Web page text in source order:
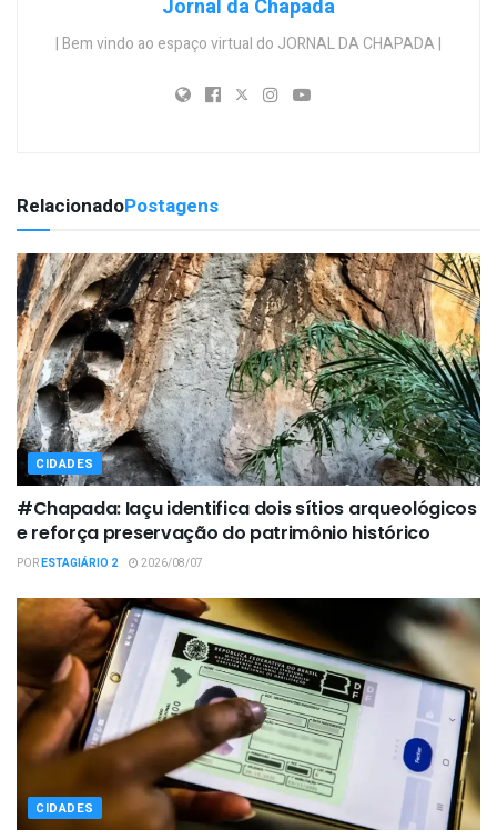
Jornal da Chapada
| Bem vindo ao espaço virtual do JORNAL DA CHAPADA |
RelacionadoPostagens
CIDADES
#Chapada: Iaçu identifica dois sítios arqueológicos
e reforça preservação do patrimônio histórico
PORESTAGIÁRIO 2 2026/08/07
CIDADES